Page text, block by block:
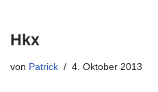
Hkx
von Patrick 4. Oktober 2013